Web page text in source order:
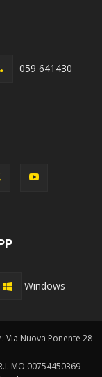
059 641430
Windows
Via Nuova Ponente 28
MO 00754450369 –